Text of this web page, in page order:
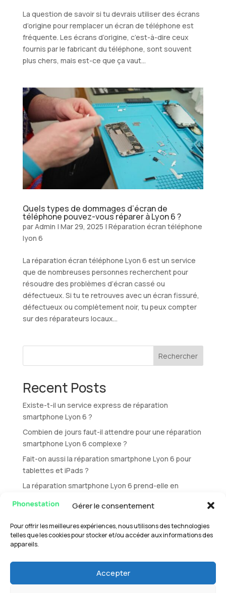
Gérer le consentement
Pour offrir les meilleures expériences, nous utilisons des technologies
telles que les cookies pour stocker et/ou accéder aux informations des
appareils.
Accepter
La question de savoir si tu devrais utiliser des écrans
d’origine pour remplacer un écran de téléphone est
fréquente. Les écrans d’origine, c’est-à-dire ceux
fournis par le fabricant du téléphone, sont souvent
plus chers, mais est-ce que ça vaut...
Quels types de dommages d’écran de
téléphone pouvez-vous réparer à Lyon 6 ?
parAdmin | Mar 29, 2025 | Réparation écran téléphone
lyon 6
La réparation écran téléphone Lyon 6 est un service
que de nombreuses personnes recherchent pour
résoudre des problèmes d’écran cassé ou
défectueux. Si tu te retrouves avec un écran fissuré,
défectueux ou complètement noir, tu peux compter
sur des réparateurs locaux...
Rechercher
Recent Posts
Existe-t-il un service express de réparation
smartphone Lyon 6 ?
Combien de jours faut-il attendre pour une réparation
smartphone Lyon 6 complexe ?
Fait-on aussi la réparation smartphone Lyon 6 pour
tablettes et iPads ?
La réparation smartphone Lyon 6 prend-elle en
rendez-vous ?
Recent Comments
Aucun commentaire à afficher.